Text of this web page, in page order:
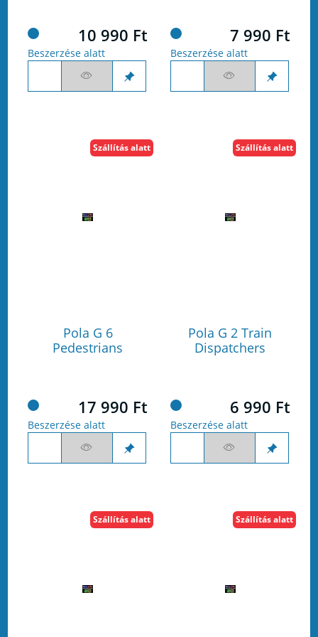
10 990 Ft
Beszerzése alatt
7 990 Ft
Beszerzése alatt
Pola G 6
Pedestrians
Szállítás alatt
17 990 Ft
Beszerzése alatt
Pola G 2 Train
Dispatchers
Szállítás alatt
6 990 Ft
Beszerzése alatt
Szállítás alatt Szállítás alatt